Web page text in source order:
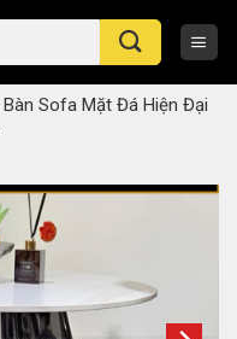
Bàn Sofa Mặt Đá Hiện Đại